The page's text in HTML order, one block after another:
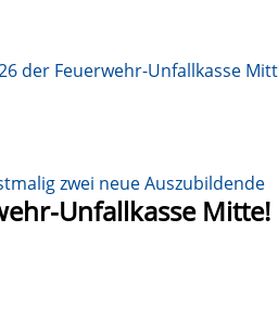
der Feuerwehr-Unfallkasse
zwei neue Auszubildende
Unfallkasse Mitte!